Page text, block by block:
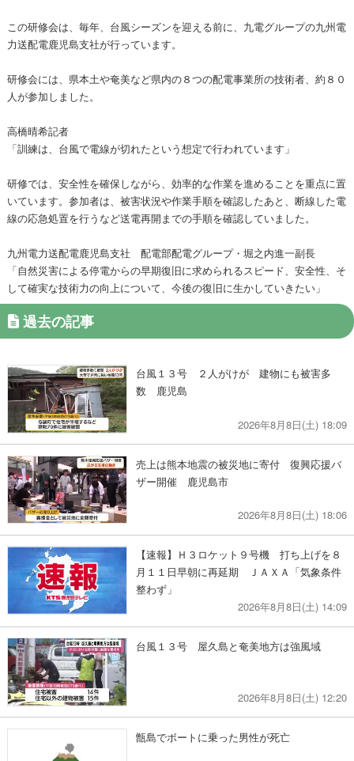
この研修会は、毎年、台風シーズンを迎える前に、九電グループの九州電
力送配電鹿児島支社が行っています。
研修会には、県本土や奄美など県内の８つの配電事業所の技術者、約８０
人が参加しました。
高橋晴希記者
「訓練は、台風で電線が切れたという想定で行われています」
研修では、安全性を確保しながら、効率的な作業を進めることを重点に置
いています。参加者は、被害状況や作業手順を確認したあと、断線した電
線の応急処置を行うなど送電再開までの手順を確認していました。
九州電力送配電鹿児島支社 配電部配電グループ・堀之内進一副長
「自然災害による停電からの早期復旧に求められるスピード、安全性、そ
して確実な技術力の向上について、今後の復旧に生かしていきたい」
過去の記事
台風１３号 ２人がけが 建物にも被害多
数 鹿児島
2026年8月8日(土) 18:09
売上は熊本地震の被災地に寄付 復興応援バ
ザー開催 鹿児島市
2026年8月8日(土) 18:06
【速報】Ｈ３ロケット９号機 打ち上げを８
月１１日早朝に再延期 ＪＡＸＡ「気象条件
整わず」
2026年8月8日(土) 14:09
台風１３号 屋久島と奄美地方は強風域
2026年8月8日(土) 12:20
甑島でボートに乗った男性が死亡